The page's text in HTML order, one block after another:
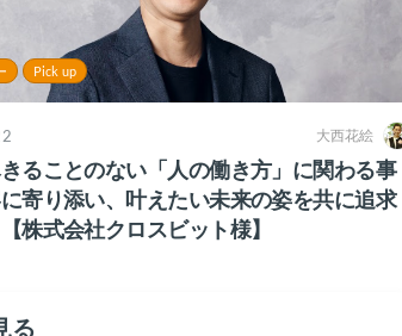
Pick up
大西花絵
ることのない「人の働き方」に関わる事
寄り添い、叶えたい未来の姿を共に追求
株式会社クロスビット様】
る